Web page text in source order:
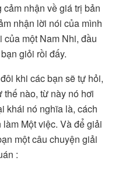
nhận về giá trị bản
nhận lời nói của mình
một Nam Nhi, đầu
giỏi rồi đấy.
khi các bạn sẽ tự hỏi,
thế nào, từ này nó hơi
khái nó nghĩa là, cách
Một việc. Và để giải
một câu chuyện giải
: